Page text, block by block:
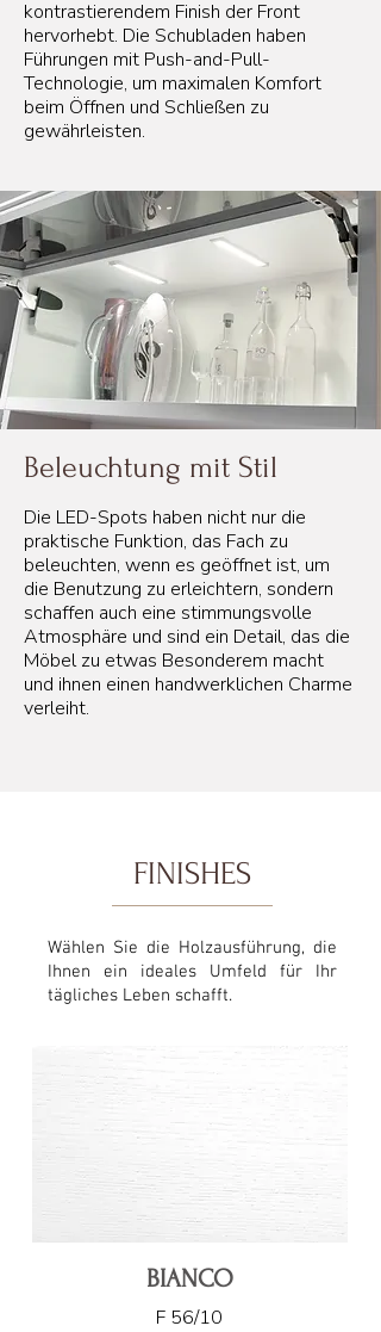
kontrastierendem Finish der Front
hervorhebt. Die Schubladen haben
Führungen mit Push-and-Pull-
Technologie, um maximalen Komfort
beim Öffnen und Schließen zu
gewährleisten.
Beleuchtung mit Stil
Die LED-Spots haben nicht nur die
praktische Funktion, das Fach zu
beleuchten, wenn es geöffnet ist, um
die Benutzung zu erleichtern, sondern
schaffen auch eine stimmungsvolle
Atmosphäre und sind ein Detail, das die
Möbel zu etwas Besonderem macht
und ihnen einen handwerklichen Charme
verleiht.
FINISHES
Wählen Sie die Holzausführung, die
Ihnen ein ideales Umfeld für Ihr
tägliches Leben schafft.
BIANCO
F 56/10